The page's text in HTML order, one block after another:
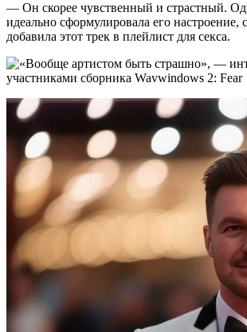
— Он скорее чувственный и страстный.
идеально сформулировала его настроение,
добавила этот трек в плейлист для секса.